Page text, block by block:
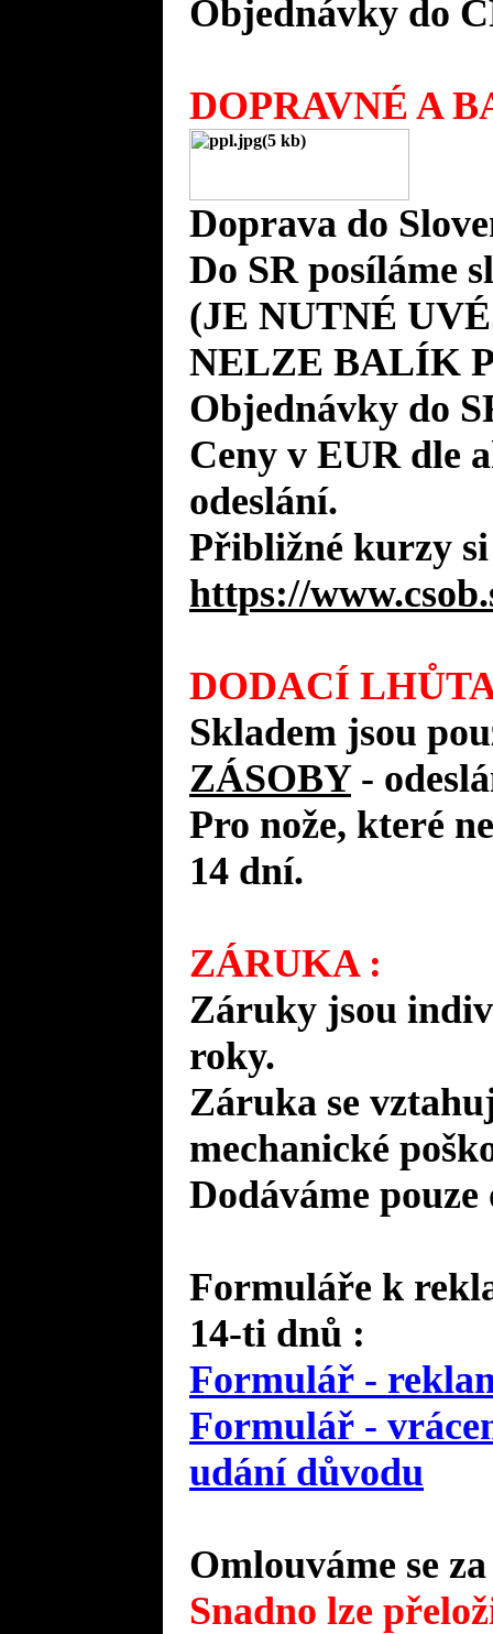
Objednávky do
DOPRAVNÉ A
Doprava do
Do SR posíláme
(JE NUTNÉ
NELZE BALÍK
Objednávky do
Ceny v EUR dle
odeslání.
Přibližné kurzy si
https://
DODACÍ
Skladem jsou
ZÁSOBY -
Pro nože, které
14 dní.
ZÁRUKA :
Záruky jsou
roky.
Záruka se
mechanické
Dodáváme
Formuláře k
14-ti dnů :
Formulář -
Formulář -
udání důvodu
Omlouváme se
Snadno lze